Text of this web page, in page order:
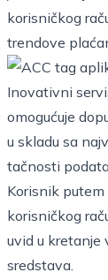
korisničkog
trendove
Inovativni
omogućuje
u skladu sa
tačnosti
Korisnik
korisničkog
uvid u kretanje
sredstava.